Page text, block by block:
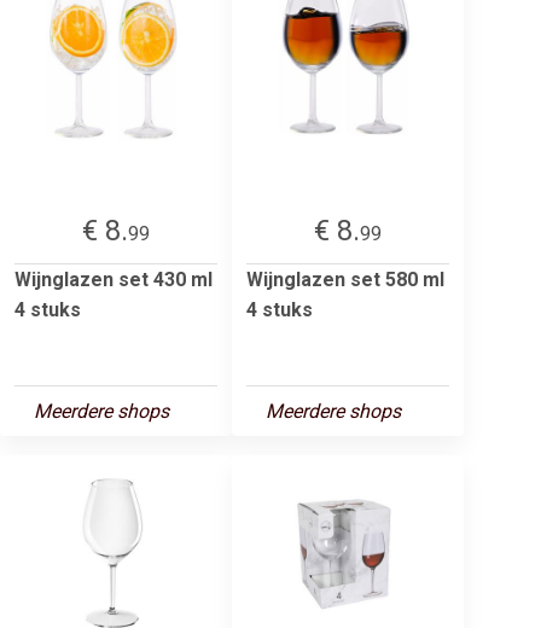
€ 8.99
Wijnglazen set 430 ml
4 stuks
Meerdere shops
€ 8.99
Wijnglazen set 580 ml
4 stuks
Meerdere shops